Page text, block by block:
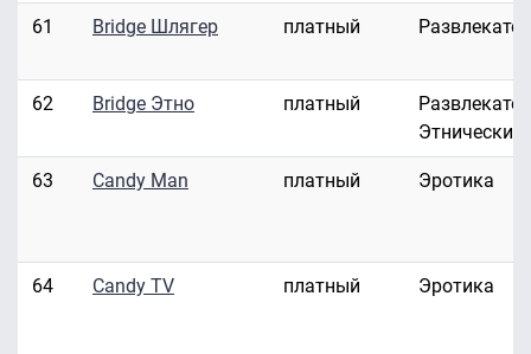
61 Bridge Шлягер платный
62 Bridge Этно платный
Этнические
63 Candy Man платный Эротика
64 Candy TV платный Эротика